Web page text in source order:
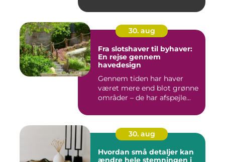
30. aug
Fra slotshaver til byhaver:
En rejse gennem
havedesign
Gennem tiden har haver
været mere end blot grønne
områder – de har afspejle...
30. aug
Hvordan små detaljer kan
ændre hele stemningen i